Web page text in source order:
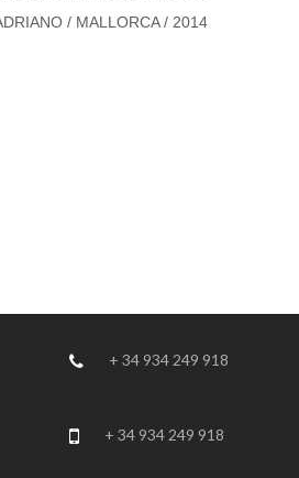
/ MALLORCA / 2014
+ 34 934 249 918
+ 34 934 249 918